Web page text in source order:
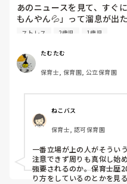
あのニュースを見て、すぐ
もんやん💦」って溜息が出た
•0歳児に1時間半もかけて
食べさせる）
•一度口に入れたものを出す
れられる
•苦手なものを残したらめ
お昼寝できない（舌の下
ままだった子がいた。他ク
見つけた。）
•お昼寝途中で、トイレに
•０歳児に、朝の会、帰り
をした後、椅子を机の下に
所を離れたら、わざわざ連
ストレス 2歳児 1歳児
たむたむ
保育士, 保育園, 公立保育園
ねこバス
保育士, 認可保育園
一番立場が上の人がそうい
注意できず周りも真似し始
強要されるのか。保育士歴
り方をしているのとかを見